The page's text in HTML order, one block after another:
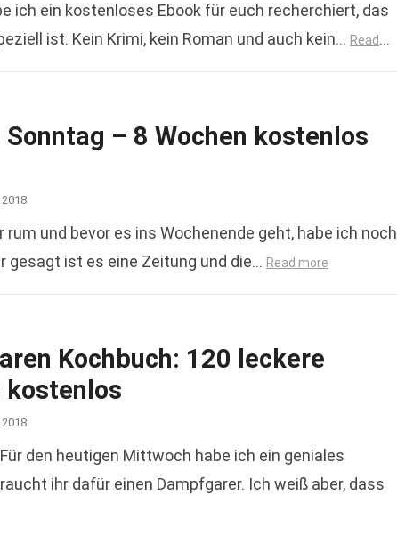
ich ein kostenloses Ebook für euch recherchiert, das
ist. Kein Krimi, kein Roman und auch kein… Read
– 8 Wochen kostenlos
und bevor es ins Wochenende geht, habe ich noch
gesagt ist es eine Zeitung und die… Read more
Kochbuch: 120 leckere
kostenlos
den heutigen Mittwoch habe ich ein geniales
ihr dafür einen Dampfgarer. Ich weiß aber, dass